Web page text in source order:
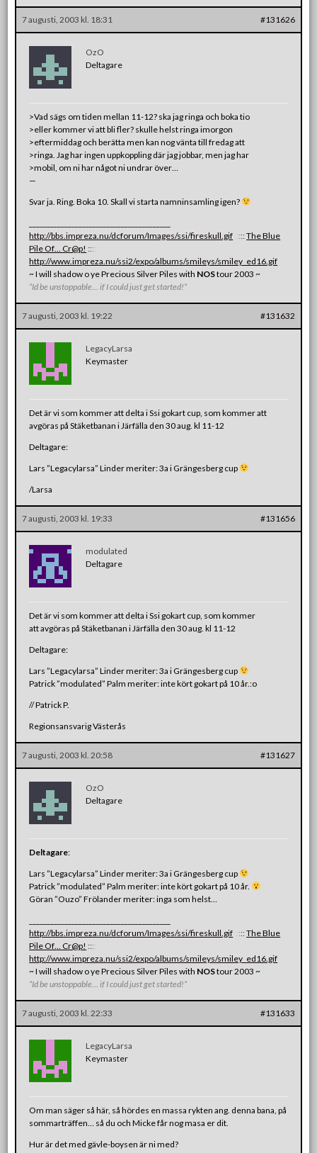
7 augusti, 2003 kl. 18:31 #131626
OzO
Deltagare
>Vad sägs om tiden mellan 11-12? ska jag ringa och boka tio
>eller kommer vi att bli fler? skulle helst ringa imorgon
>eftermiddag och berätta men kan nog vänta till fredag att
>ringa. Jag har ingen uppkoppling där jag jobbar, men jag har
>mobil, om ni har något ni undrar över…
—
Svar ja. Ring. Boka 10. Skall vi starta namninsamling igen?
http://bbs.impreza.nu/dcforum/Images/ssi/fireskull.gif ::::The Blue
Pile Of… Cr@p! ::::
http://www.impreza.nu/ssi2/expo/albums/smileys/smiley_ed16.gif
~ I will shadow o ye Precious Silver Piles with NOStour 2003 ~
”Id be unstoppable… if I could just get started!”
7 augusti, 2003 kl. 19:22 #131632
LegacyLarsa
Keymaster
Det är vi som kommer att delta i Ssi gokart cup, som kommer att
avgöras på Stäketbanan i Järfälla den 30 aug. kl 11-12
Deltagare:
Lars ”Legacylarsa” Linder meriter: 3a i Grängesberg cup
/Larsa
7 augusti, 2003 kl. 19:33 #131656
modulated
Deltagare
Det är vi som kommer att delta i Ssi gokart cup, som kommer
att avgöras på Stäketbanan i Järfälla den 30 aug. kl 11-12
Deltagare:
Lars ”Legacylarsa” Linder meriter: 3a i Grängesberg cup
Patrick ”modulated” Palm meriter: inte kört gokart på 10 år.:o
// Patrick P.
Regionsansvarig Västerås
7 augusti, 2003 kl. 20:58 #131627
OzO
Deltagare
Deltagare:
Lars ”Legacylarsa” Linder meriter: 3a i Grängesberg cup
Patrick ”modulated” Palm meriter: inte kört gokart på 10 år.
Göran ”Ouzo” Frölander meriter: inga som helst…
http://bbs.impreza.nu/dcforum/Images/ssi/fireskull.gif ::::The Blue
Pile Of… Cr@p! ::::
http://www.impreza.nu/ssi2/expo/albums/smileys/smiley_ed16.gif
~ I will shadow o ye Precious Silver Piles with NOStour 2003 ~
”Id be unstoppable… if I could just get started!”
7 augusti, 2003 kl. 22:33 #131633
LegacyLarsa
Keymaster
Om man säger så här, så hördes en massa rykten ang. denna bana, på
sommarträffen… så du och Micke får nog masa er dit.
Hur är det med gävle-boysen är ni med?